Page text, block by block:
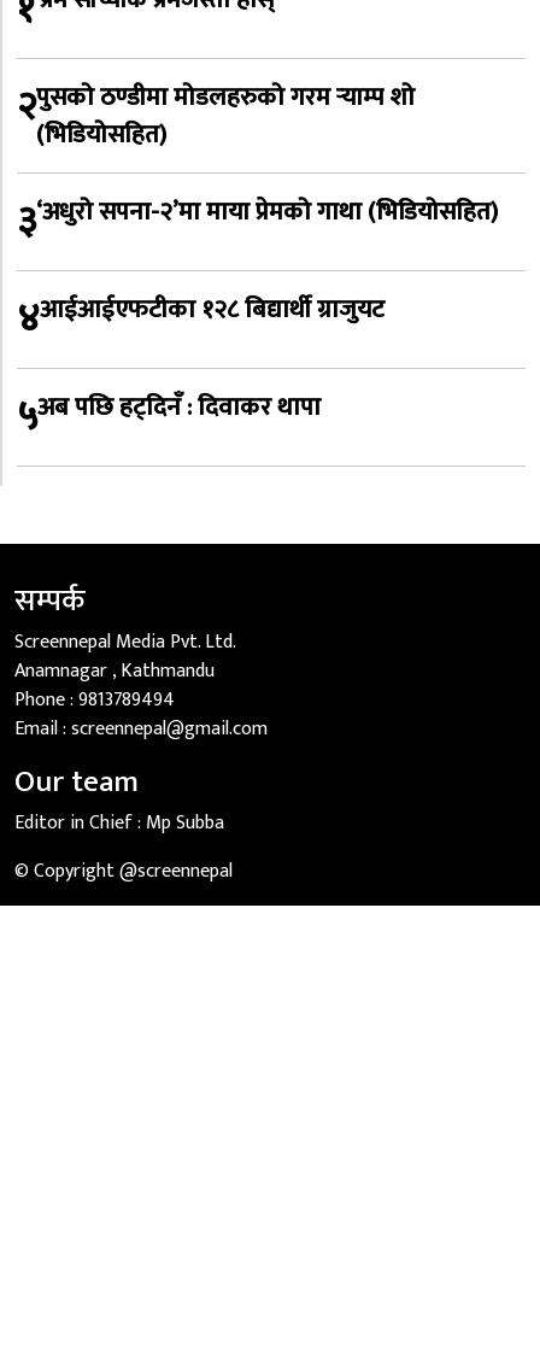
२पुसको ठण्डीमा मोडलहरुको गरम र्‍याम्प शो
(भिडियोसहित)
३‘अधुरो सपना-२’मा माया प्रेमको गाथा (भिडियोसहित)
४आईआईएफटीका १२८ बिद्यार्थी ग्राजुयट
५अब पछि हट्दिनँ : दिवाकर थापा
सम्पर्क
Screennepal Media Pvt. Ltd.
Anamnagar , Kathmandu
Phone :9813789494
Email :screennepal@gmail.com
Our team
Editor in Chief : Mp Subba
© Copyright @screennepal